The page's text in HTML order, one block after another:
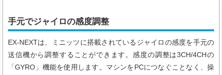
手元でジャイロの感度調整
EX-NEXTは、ミニッツに搭載されているジャイロの感度を手元の
送信機から調整することができます。感度の調整は3CH/4CHの
「GYRO」機能を使用します。マシンをPCにつなぐことなく、操